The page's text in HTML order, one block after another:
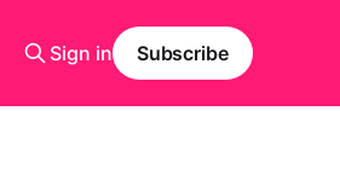
Sign in Subscribe